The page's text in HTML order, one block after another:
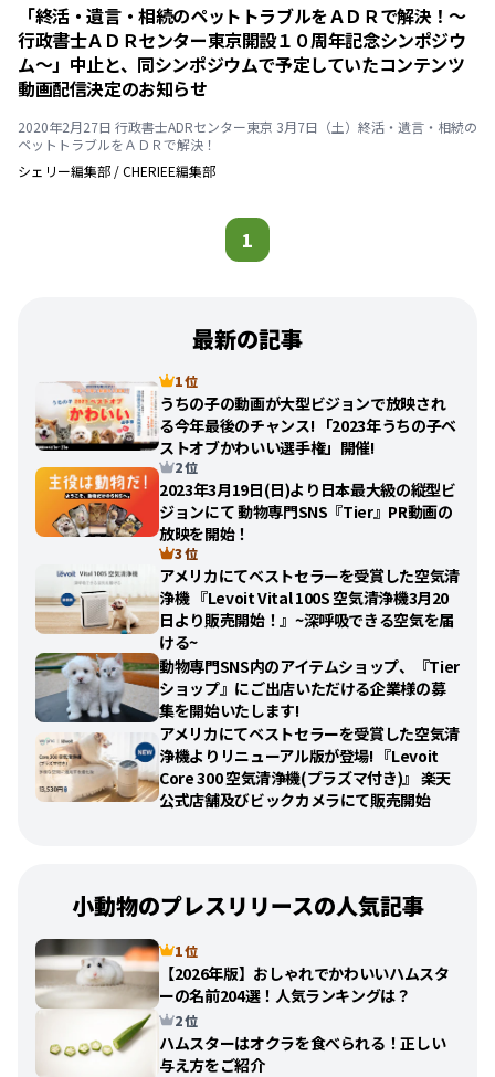
「終活・遺言・相続のペットトラブルをＡＤＲで解決！～
行政書士ＡＤＲセンター東京開設１０周年記念シンポジウ
ム～」中止と、同シンポジウムで予定していたコンテンツ
動画配信決定のお知らせ
2020年2月27日 行政書士ADRセンター東京 3月7日（土）終活・遺言・相続の
ペットトラブルをＡＤＲで解決！
シェリー編集部 /CHERIEE編集部
1
最新の記事
1 位
うちの子の動画が大型ビジョンで放映され
る今年最後のチャンス! 「2023年うちの子ベ
ストオブかわいい選手権」開催!
2 位
2023年3月19日(日)より日本最大級の縦型ビ
ジョンにて 動物専門SNS『Tier』PR動画の
放映を開始！
3 位
アメリカにてベストセラーを受賞した空気清
浄機 『Levoit Vital 100S 空気清浄機3月20
日より販売開始！』~深呼吸できる空気を届
ける~
動物専門SNS内のアイテムショップ、『Tier
ショップ』にご出店いただける企業様の募
集を開始いたします!
アメリカにてベストセラーを受賞した空気清
浄機よりリニューアル版が登場! 『Levoit
Core 300 空気清浄機(プラズマ付き)』 楽天
公式店舗及びビックカメラにて販売開始
小動物のプレスリリースの人気記事
1 位
【2026年版】おしゃれでかわいいハムスタ
ーの名前204選！人気ランキングは？
2 位
ハムスターはオクラを食べられる！正しい
与え方をご紹介